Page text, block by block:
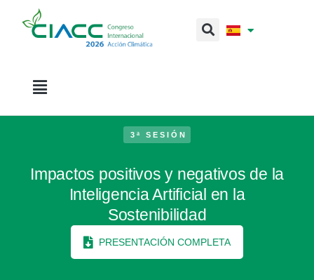
3ª SESIÓN
Impactos positivos y negativos de la
Inteligencia Artificial en la
Sostenibilidad
PRESENTACIÓN COMPLETA